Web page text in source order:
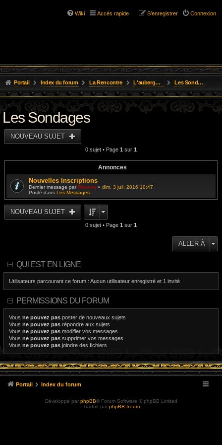
Wiki Accès rapide Connexion
S’enregistrer
Portail Index du forum La Rencontre L'auberge du Gnome Farci Les Sondages
Les Sondages
NOUVEAU SUJET
0 sujet • Page 1 sur 1
Annonces
Nouvelles Inscriptions
Dernier message parResane « dim. 3 juil. 2016 10:47
Posté dans Les Messages
NOUVEAU SUJET
0 sujet • Page 1 sur 1
ALLER À
QUI EST EN LIGNE
Utilisateurs parcourant ce forum : Aucun utilisateur enregistré et 1 invité
PERMISSIONS DU FORUM
Vous ne pouvez pas poster de nouveaux sujets
Vous ne pouvez pas répondre aux sujets
Vous ne pouvez pas modifier vos messages
Vous ne pouvez pas supprimer vos messages
Vous ne pouvez pas joindre des fichiers
Portail Index du forum
Développé par phpBB® Forum Software © phpBB Limited
Traduit par phpBB-fr.com